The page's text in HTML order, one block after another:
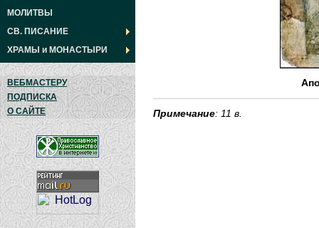
МОЛИТВЫ
СВ. ПИСАНИЕ
ХРАМЫ и МОНАСТЫРИ
ВЕБМАСТЕРУ
ПОДПИСКА
О САЙТЕ
Примечание: 11 в.